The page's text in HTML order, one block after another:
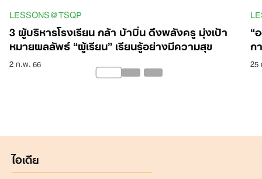
LESSONS@TSQP
3 ผู้บริหารโรงเรียน กล้า บ้าบิ่น ดึงพลังครู มุ่งเป้า
หมายผลลัพธ์ “ผู้เรียน” เรียนรู้อย่างมีความสุข
2 ก.พ. 66
“
ก
25
ไอเดีย